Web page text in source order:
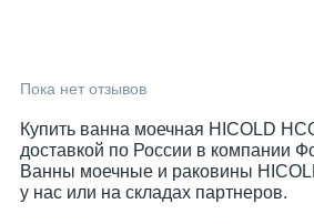
Пока нет отзывов
Купить ванна моечная HICOLD
доставкой по России в компании
Ванны моечные и раковины
у нас или на складах партнеров.